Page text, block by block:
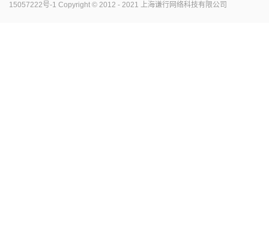
15057222号-1 Copyright © 2012 - 2021 上海谦行网络科技有限公司